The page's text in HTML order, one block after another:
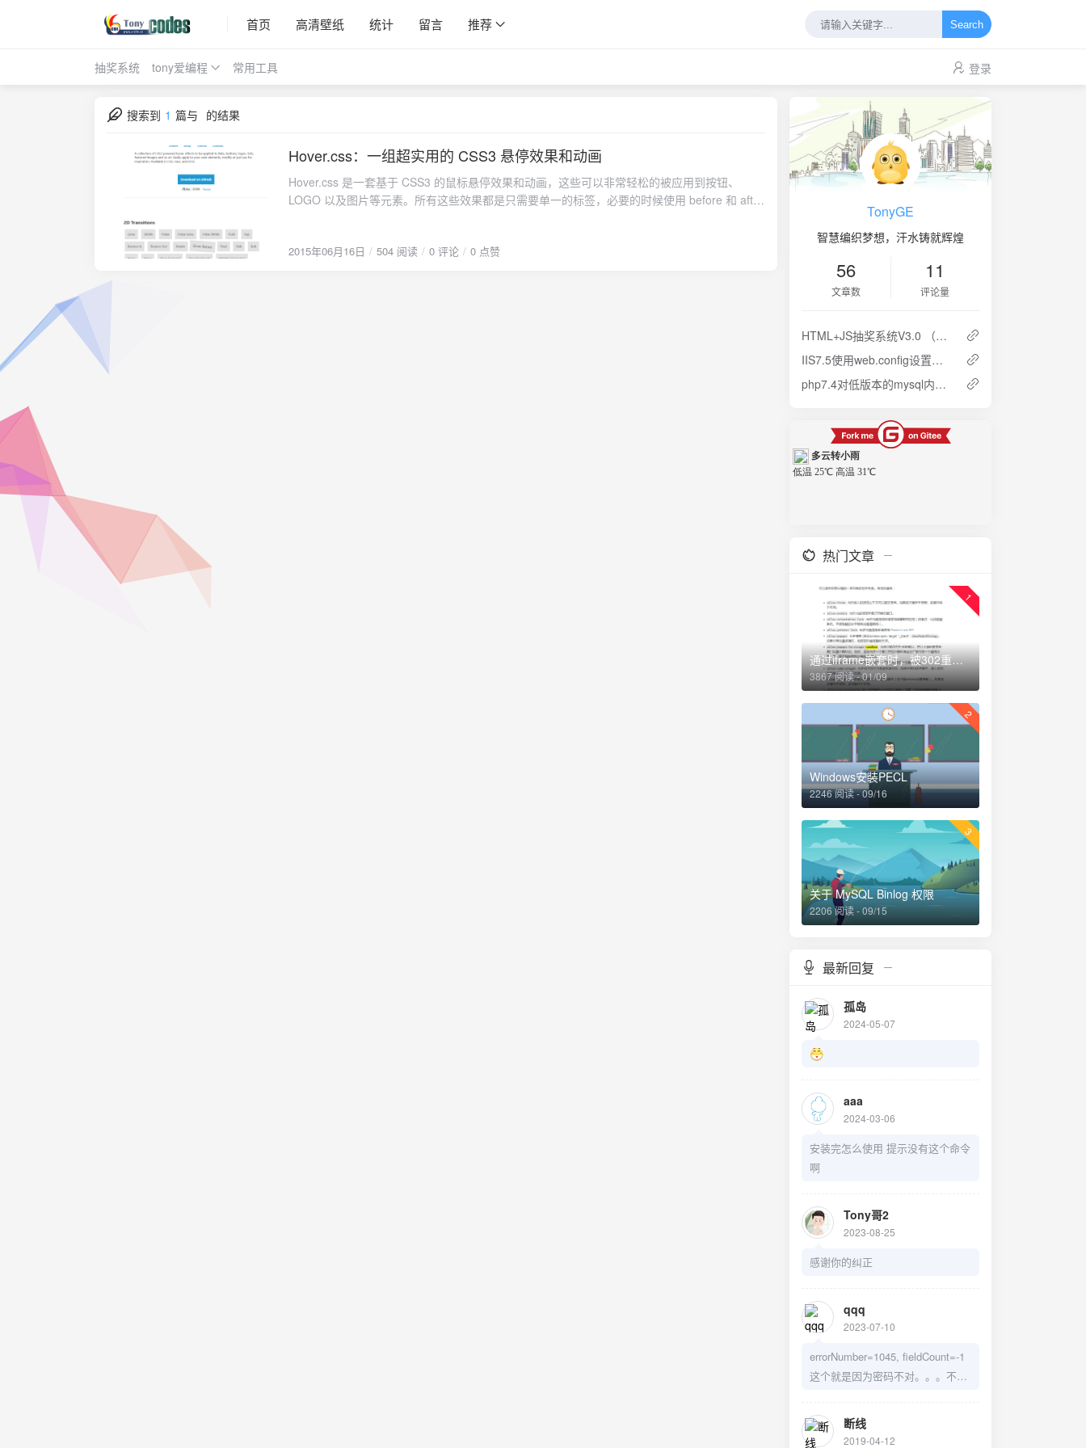
首页 高清壁纸 统计 留言 推荐 Search
抽奖系统 tony爱编程 常用工具 登录
搜索到 1 篇与 的结果
2015-06-16
Hover.css：一组超实用的 CSS3 悬停效果和动画
Hover.css 是一套基于 CSS3 的鼠标悬停效果和动画，这些可以非常轻松的被应用到按钮、
LOGO 以及图片等元素。所有这些效果都是只需要单一的标签，必要的时候使用 before 和 after
href="https://github.com/IanLunn/Hover/archive/master.zip" type="secondary" content="立即
2015年06月16日 504 阅读 0 评论 0 点赞
TonyGE
智慧编织梦想，汗水铸就辉煌
56
文章数
11
评论量
HTML+JS抽奖系统V3.0 （自动识别扩展屏幕）
IIS7.5使用web.config设置伪静态的二种方法
php7.4对低版本的mysql内置函数的兼容支持
热门文章
1
通过iframe嵌套时，被302重定向怎么办？
3867 阅读 - 01/09
2
Windows安装PECL
2246 阅读 - 09/16
3
关于 MySQL Binlog 权限
2206 阅读 - 09/15
最新回复
孤岛
2024-05-07
aaa
2024-03-06
安装完怎么使用 提示没有这个命令
啊
Tony哥2
2023-08-25
感谢你的纠正
qqq
2023-07-10
errorNumber=1045, fieldCount=-1
这个就是因为密码不对。。。不是
断线
2019-04-12